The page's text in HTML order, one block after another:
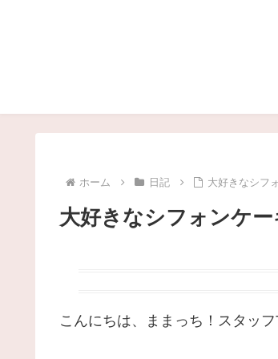
ホーム 日記 大好きなシフ
大好きなシフォンケー
こんにちは、ままっち！スタッフ